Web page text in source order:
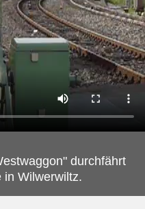
durchfährt
in Wilwerwiltz.